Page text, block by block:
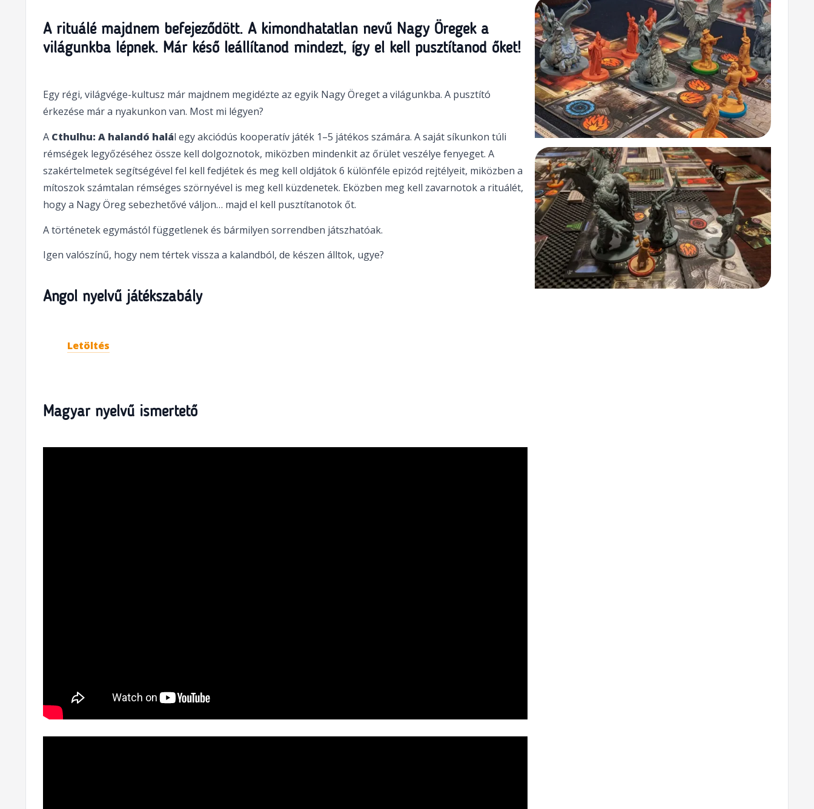
A rituálé majdnem befejeződött. A kimondhatatlan nevű Nagy Öregek a
világunkba lépnek. Már késő leállítanod mindezt, így el kell pusztítanod őket!
Egy régi, világvége-kultusz már majdnem megidézte az egyik Nagy Öreget a világunkba. A pusztító
érkezése már a nyakunkon van. Most mi légyen?
A Cthulhu: A halandó halál egy akciódús kooperatív játék 1–5 játékos számára. A saját síkunkon túli
rémségek legyőzéséhez össze kell dolgoznotok, miközben mindenkit az őrület veszélye fenyeget. A
szakértelmetek segítségével fel kell fedjétek és meg kell oldjátok 6 különféle epizód rejtélyeit, miközben a
mítoszok számtalan rémséges szörnyével is meg kell küzdenetek. Eközben meg kell zavarnotok a rituálét,
hogy a Nagy Öreg sebezhetővé váljon… majd el kell pusztítanotok őt.
A történetek egymástól függetlenek és bármilyen sorrendben játszhatóak.
Igen valószínű, hogy nem tértek vissza a kalandból, de készen álltok, ugye?
Angol nyelvű játékszabály
Letöltés
Magyar nyelvű ismertető